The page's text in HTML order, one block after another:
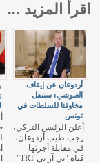
اقرأ المزيد ...
أردوغان عن إيقاف
الغنوشي: سننقل
مخاوفنا للسلطات في
تونس
أعلن الرئيس التركي،
رجب طيب أردوغان،
في مقابلة أجرتها
قناة "تي آر تي TRT"